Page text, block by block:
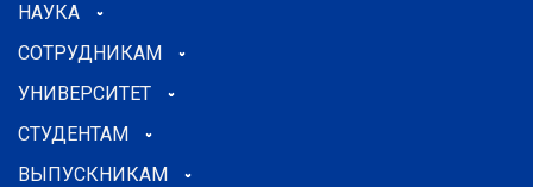
НАУКА
СОТРУДНИКАМ
УНИВЕРСИТЕТ
СТУДЕНТАМ
ВЫПУСКНИКАМ